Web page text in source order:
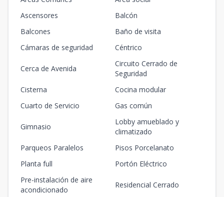
Ascensores
Balcón
Balcones
Baño de visita
Cámaras de seguridad
Céntrico
Cerca de Avenida
Circuito Cerrado de
Seguridad
Cisterna
Cocina modular
Cuarto de Servicio
Gas común
Gimnasio
Lobby amueblado y
climatizado
Parqueos Paralelos
Pisos Porcelanato
Planta full
Portón Eléctrico
Pre-instalación de aire
acondicionado
Residencial Cerrado